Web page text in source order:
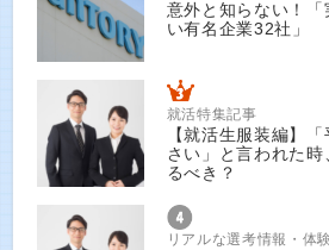
意外と知らない！
い有名企業32社」
就活特集記事
【就活生服装編】
さい」と言われた
るべき？
リアルな選考情報・体